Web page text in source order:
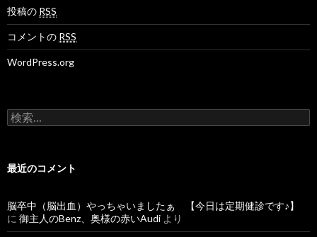
投稿の RSS
コメントの RSS
WordPress.org
検
索
最近のコメント
脳卒中（脳出血）やっちゃいましたぁ 【今日は定期健診です♪】
に 御主人のBenz、奥様の赤いAudi より